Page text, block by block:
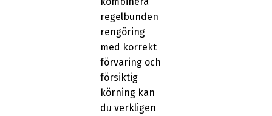
regelbunden
rengöring
med korrekt
förvaring och
försiktig
körning kan
du verkligen